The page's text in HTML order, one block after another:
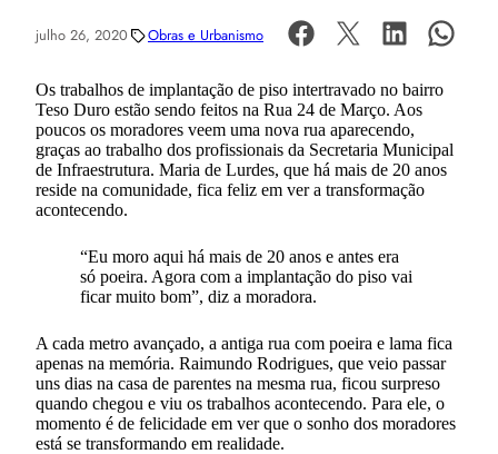
julho 26, 2020 Obras e Urbanismo
Os trabalhos de implantação de piso intertravado no bairro
Teso Duro estão sendo feitos na Rua 24 de Março. Aos
poucos os moradores veem uma nova rua aparecendo,
graças ao trabalho dos profissionais da Secretaria Municipal
de Infraestrutura. Maria de Lurdes, que há mais de 20 anos
reside na comunidade, fica feliz em ver a transformação
acontecendo.
“Eu moro aqui há mais de 20 anos e antes era
só poeira. Agora com a implantação do piso vai
ficar muito bom”, diz a moradora.
A cada metro avançado, a antiga rua com poeira e lama fica
apenas na memória. Raimundo Rodrigues, que veio passar
uns dias na casa de parentes na mesma rua, ficou surpreso
quando chegou e viu os trabalhos acontecendo. Para ele, o
momento é de felicidade em ver que o sonho dos moradores
está se transformando em realidade.